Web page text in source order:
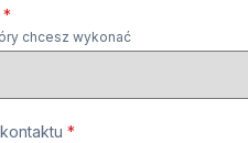
*
chcesz wykonać
*